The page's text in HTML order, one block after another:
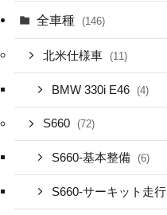
全車種 (146)
北米仕様車 (11)
BMW 330i E46 (4)
S660 (72)
S660-基本整備 (6)
S660-サーキット走行